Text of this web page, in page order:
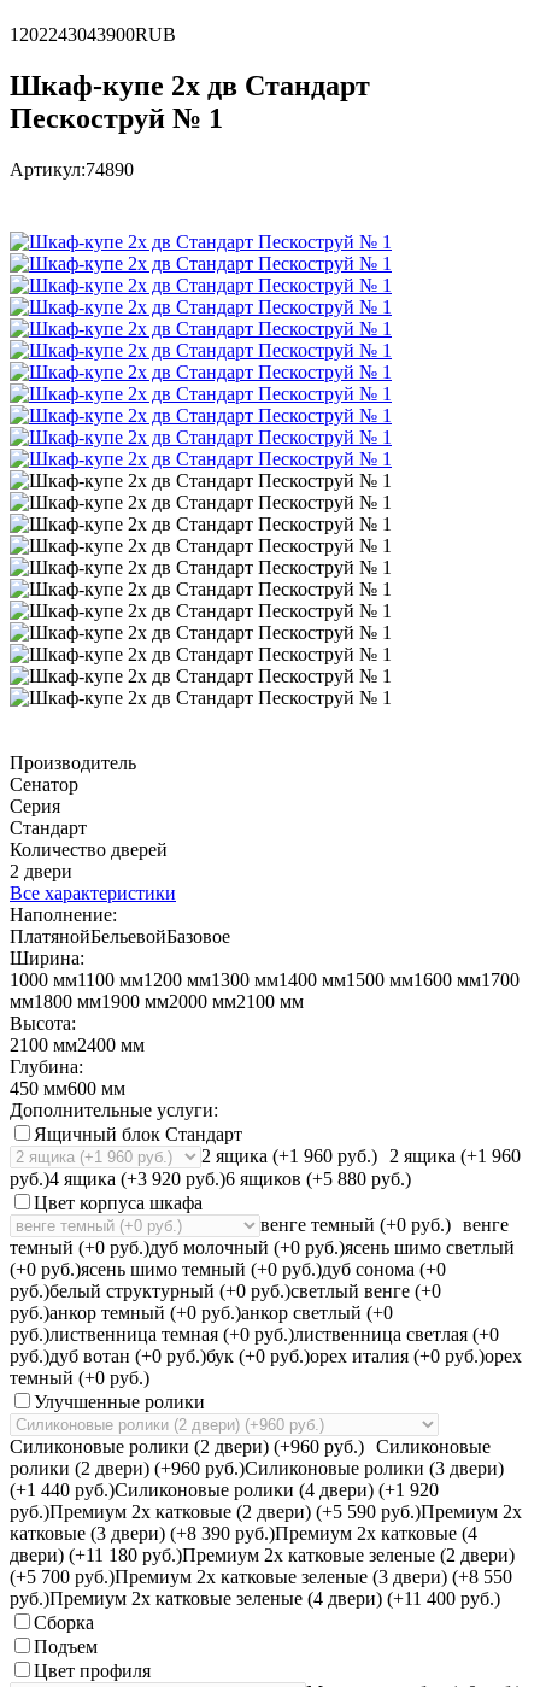
1202243043900RUB
Шкаф-купе 2х дв Стандарт
Пескоструй № 1
Артикул:74890
Производитель
Сенатор
Серия
Стандарт
Количество дверей
2 двери
Все характеристики
Наполнение:
ПлатянойБельевойБазовое
Ширина:
1000 мм1100 мм1200 мм1300 мм1400 мм1500 мм1600 мм1700
мм1800 мм1900 мм2000 мм2100 мм
Высота:
2100 мм2400 мм
Глубина:
450 мм600 мм
Дополнительные услуги:
Ящичный блок Стандарт
2 ящика (+1 960 руб.)
2 ящика (+1 960
руб.)4 ящика (+3 920 руб.)6 ящиков (+5 880 руб.)
Цвет корпуса шкафа
венге темный (+0 руб.) венге
темный (+0 руб.)дуб молочный (+0 руб.)ясень шимо светлый
(+0 руб.)ясень шимо темный (+0 руб.)дуб сонома (+0
руб.)белый структурный (+0 руб.)светлый венге (+0
руб.)анкор темный (+0 руб.)анкор светлый (+0
руб.)лиственница темная (+0 руб.)лиственница светлая (+0
руб.)дуб вотан (+0 руб.)бук (+0 руб.)орех италия (+0 руб.)орех
темный (+0 руб.)
Улучшенные ролики
Силиконовые ролики (2 двери) (+960 руб.) Силиконовые
ролики (2 двери) (+960 руб.)Силиконовые ролики (3 двери)
(+1 440 руб.)Силиконовые ролики (4 двери) (+1 920
руб.)Премиум 2х катковые (2 двери) (+5 590 руб.)Премиум 2х
катковые (3 двери) (+8 390 руб.)Премиум 2х катковые (4
двери) (+11 180 руб.)Премиум 2х катковые зеленые (2 двери)
(+5 700 руб.)Премиум 2х катковые зеленые (3 двери) (+8 550
руб.)Премиум 2х катковые зеленые (4 двери) (+11 400 руб.)
Сборка
Подъем
Цвет профиля